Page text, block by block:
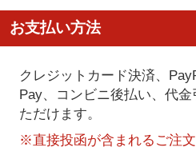
お支払い方法
クレジットカード決済、
Pay、コンビニ後払い、代金
ただけます。
※直接投函が含まれるご注